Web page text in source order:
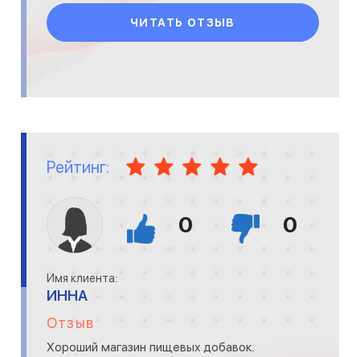
ЧИТАТЬ ОТЗЫВ
Рейтинг:
0 0
Имя клиента:
ИННА
Отзыв
Хороший магазин пищевых добавок.